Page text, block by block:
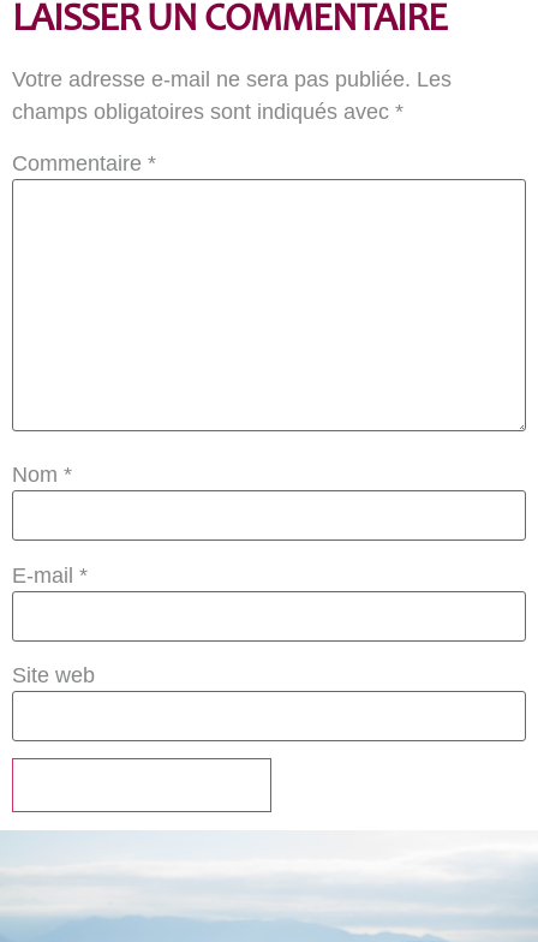
LAISSER UN COMMENTAIRE
Votre adresse e-mail ne sera pas publiée. Les
champs obligatoires sont indiqués avec *
Commentaire *
Nom *
E-mail *
Site web